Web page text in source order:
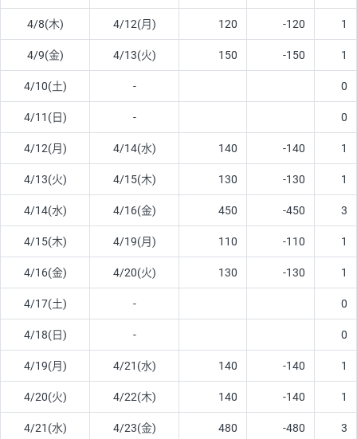
4/8(木) 4/12(月) 120 -120 1
4/9(金) 4/13(火) 150 -150 1
4/10(土) - 0
4/11(日) - 0
4/12(月) 4/14(水) 140 -140 1
4/13(火) 4/15(木) 130 -130 1
4/14(水) 4/16(金) 450 -450 3
4/15(木) 4/19(月) 110 -110 1
4/16(金) 4/20(火) 130 -130 1
4/17(土) - 0
4/18(日) - 0
4/19(月) 4/21(水) 140 -140 1
4/20(火) 4/22(木) 140 -140 1
4/21(水) 4/23(金) 480 -480 3